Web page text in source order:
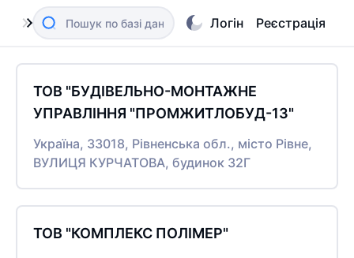
Логін Реєстрація
ТОВ "БУДІВЕЛЬНО-МОНТАЖНЕ
УПРАВЛІННЯ "ПРОМЖИТЛОБУД-13"
Україна, 33018, Рівненська обл., місто Рівне,
ВУЛИЦЯ КУРЧАТОВА, будинок 32Г
ТОВ "КОМПЛЕКС ПОЛІМЕР"